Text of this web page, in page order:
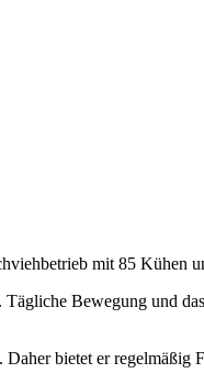
mit 85 Kühen
Bewegung und
bietet er regelmäßig